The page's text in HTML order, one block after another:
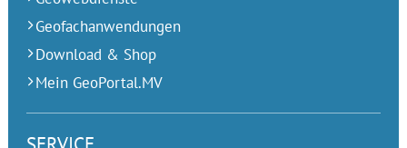
Geofachanwendungen
Download & Shop
Mein GeoPortal.MV